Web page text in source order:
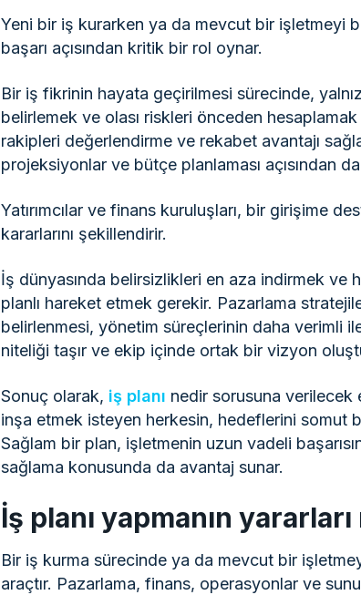
Yeni bir iş kurarken ya da mevcut bir işletmeyi
başarı açısından kritik bir rol oynar.
Bir iş fikrinin hayata geçirilmesi sürecinde,
belirlemek ve olası riskleri önceden hesaplamak
rakipleri değerlendirme ve rekabet avantajı
projeksiyonlar ve bütçe planlaması açısından
Yatırımcılar ve finans kuruluşları, bir girişime
kararlarını şekillendirir.
İş dünyasında belirsizlikleri en aza indirmek ve
planlı hareket etmek gerekir. Pazarlama
belirlenmesi, yönetim süreçlerinin daha verimli
niteliği taşır ve ekip içinde ortak bir vizyon
Sonuç olarak, iş planı nedir sorusuna verilecek
inşa etmek isteyen herkesin, hedeflerini somut
Sağlam bir plan, işletmenin uzun vadeli
sağlama konusunda da avantaj sunar.
İş planı yapmanın
Bir iş kurma sürecinde ya da mevcut bir
araçtır. Pazarlama, finans, operasyonlar ve